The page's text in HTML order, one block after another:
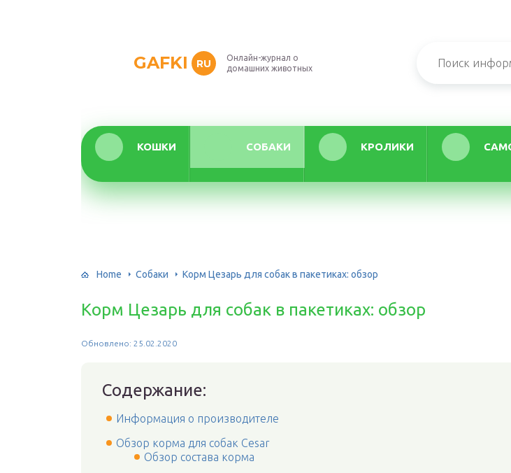
GAFKI RU
Онлайн-журнал о
домашних животных
КОШКИ СОБАКИ КРОЛИКИ
Home Собаки Корм Цезарь для собак в пакетиках: обзор
Корм Цезарь для собак в пакетиках: обзор
Обновлено: 25.02.2020
Содержание:
Информация о производителе
Обзор корма для собак Cesar
Обзор состава корма